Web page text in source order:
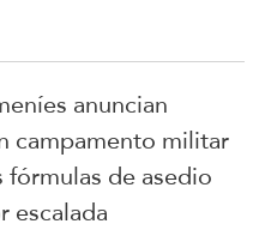
anuncian
campamento militar
de asedio
escalada